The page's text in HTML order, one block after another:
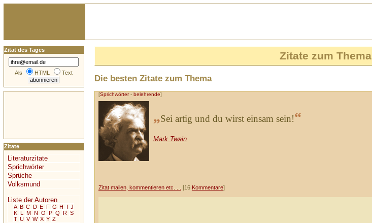
Zitate zum Thema
Die besten Zitate zum Thema
[Sprichwörter- belehrende]
„Sei artig und du wirst einsam sein!“
Mark Twain
Zitat mailen, kommentieren etc. ...
[16 Kommentare]
Zitat des Tages
Als HTML Text
Zitate
Literaturzitate
Sprichwörter
Sprüche
Volksmund
Liste der Autoren
A B C D E F G H I J
K L M N O P Q R S
T U V W X Y Z